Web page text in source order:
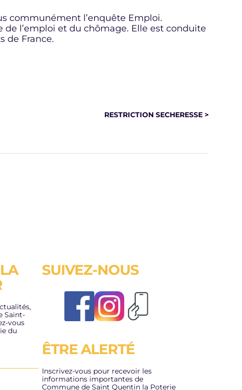
communément l’enquête Emploi.
de l’emploi et du chômage. Elle est conduite
de France.
RESTRICTION SECHERESSE >
GESTION DES
DECHETS CET ETE
Saint-
vous
du
SUIVEZ-NOUS
ÊTRE ALERTÉ
Inscrivez-vous pour recevoir les
informations importantes de
Commune de Saint Quentin la Poterie